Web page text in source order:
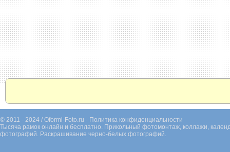
© 2011 - 2024 / Oformi-Foto.ru - Политика конфиденциальности
Тысяча рамок онлайн и бесплатно. Прикольный фотомонтаж, коллажи,
фотографий. Раскрашивание черно-белых фотографий.